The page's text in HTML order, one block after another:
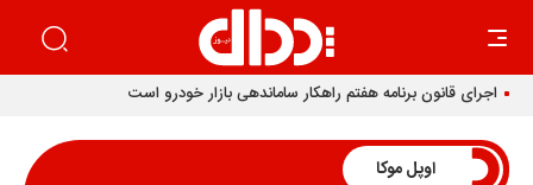
اجرای قانون برنامه هفتم راهکار ساماندهی بازار خودرو است
اوپل موکا